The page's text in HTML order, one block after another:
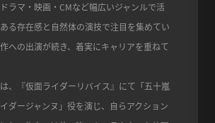
ラマ・映画・CMなど幅広いジャンルで活
る存在感と自然体の演技で注目を集めてい
への出演が続き、着実にキャリアを重ねて
、『仮面ライダーリバイス』にて「五十嵐
ダージャンヌ」役を演じ、自らアクション